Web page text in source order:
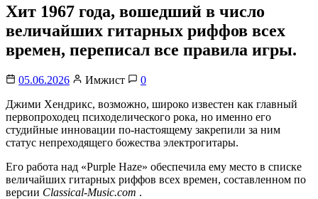
Хит 1967 года, вошедший в число
величайших гитарных риффов всех
времен, переписал все правила игры.
05.06.2026 Имжист
0
Джими Хендрикс, возможно, широко известен как главный
первопроходец психоделического рока, но именно его
студийные инновации по-настоящему закрепили за ним
статус непреходящего божества электрогитары.
Его работа над «Purple Haze» обеспечила ему место в списке
величайших гитарных риффов всех времен, составленном по
версии Classical-Music.com .